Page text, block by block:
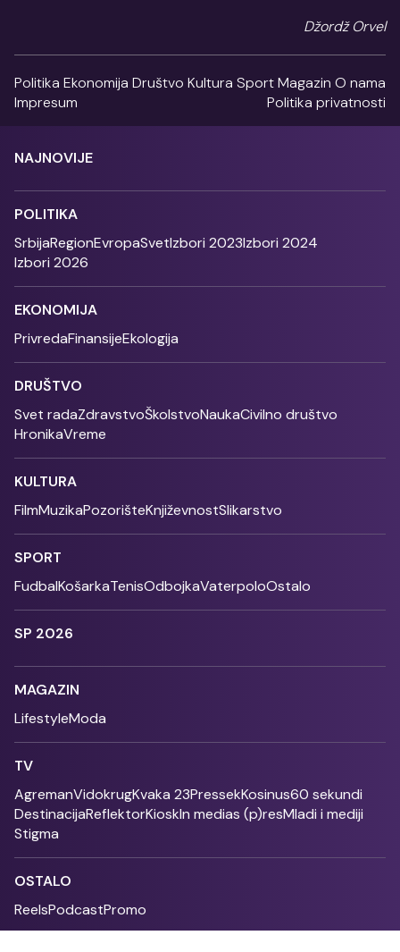
Džordž Orvel
Politika Ekonomija Društvo Kultura SportMagazin O nama
Impresum
Politika privatnosti
NAJNOVIJE
POLITIKA
SrbijaRegionEvropaSvetIzbori 2023Izbori 2024
Izbori 2026
EKONOMIJA
PrivredaFinansijeEkologija
DRUŠTVO
Svet radaZdravstvoŠkolstvoNaukaCivilno društvo
HronikaVreme
KULTURA
FilmMuzikaPozorišteKnjiževnostSlikarstvo
SPORT
FudbalKošarkaTenisOdbojkaVaterpoloOstalo
SP 2026
MAGAZIN
LifestyleModa
TV
AgremanVidokrugKvaka 23PressekKosinus60 sekundi
DestinacijaReflektorKioskIn medias (p)resMladi i mediji
Stigma
OSTALO
ReelsPodcastPromo